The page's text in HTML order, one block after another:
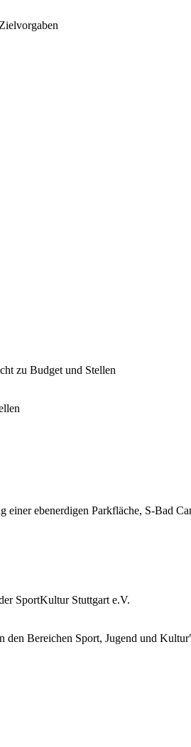
zu Budget und Stellen
einer ebenerdigen Parkfläche, S-Bad
SportKultur Stuttgart e.V.
Bereichen Sport, Jugend und